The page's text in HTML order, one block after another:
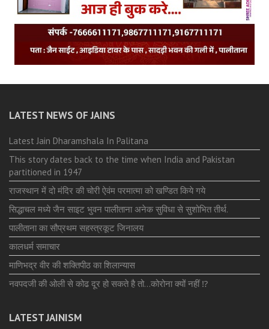
LATEST NEWS OF JAINS
Latest Jain Dharamshala In Palitana
This story dates back to the time when India and Pakistan
partitioned in 1947
राजस्थान में दो मंदिर की चोरी ऐवंम परमात्मा को खण्डित किये गये
सिद्धाचल मध्ये जैन साइट भुवन पालीताना अनेक सुविधा से सुशोभित तीर्थ.
पालीताना का सौप्रथम सहस्त्रकूट जिनालय
कालधर्म समाचार
माणिभद्र वीर की शक्तिपीठ का शिलान्यास
नवपदजी की ओली से कोढ दूर हो सकते है तो…कोरोना क्यों नहीं ⁉️
LATEST JAINISM